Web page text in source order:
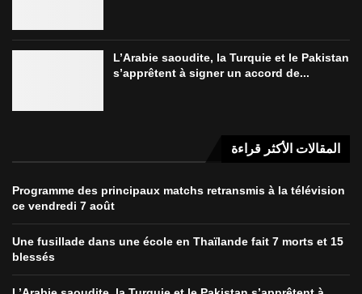
L’Arabie saoudite, la Turquie et le Pakistan
s’apprêtent à signer un accord de...
المقالات الأكثر قراءة
Programme des principaux matchs retransmis à la télévision
ce vendredi 7 août
Une fusillade dans une école en Thaïlande fait 7 morts et 15
blessés